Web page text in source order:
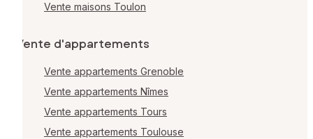
Vente maisons Toulon
Vente d'appartements
Vente appartements Grenoble
Vente appartements Nîmes
Vente appartements Tours
Vente appartements Toulouse